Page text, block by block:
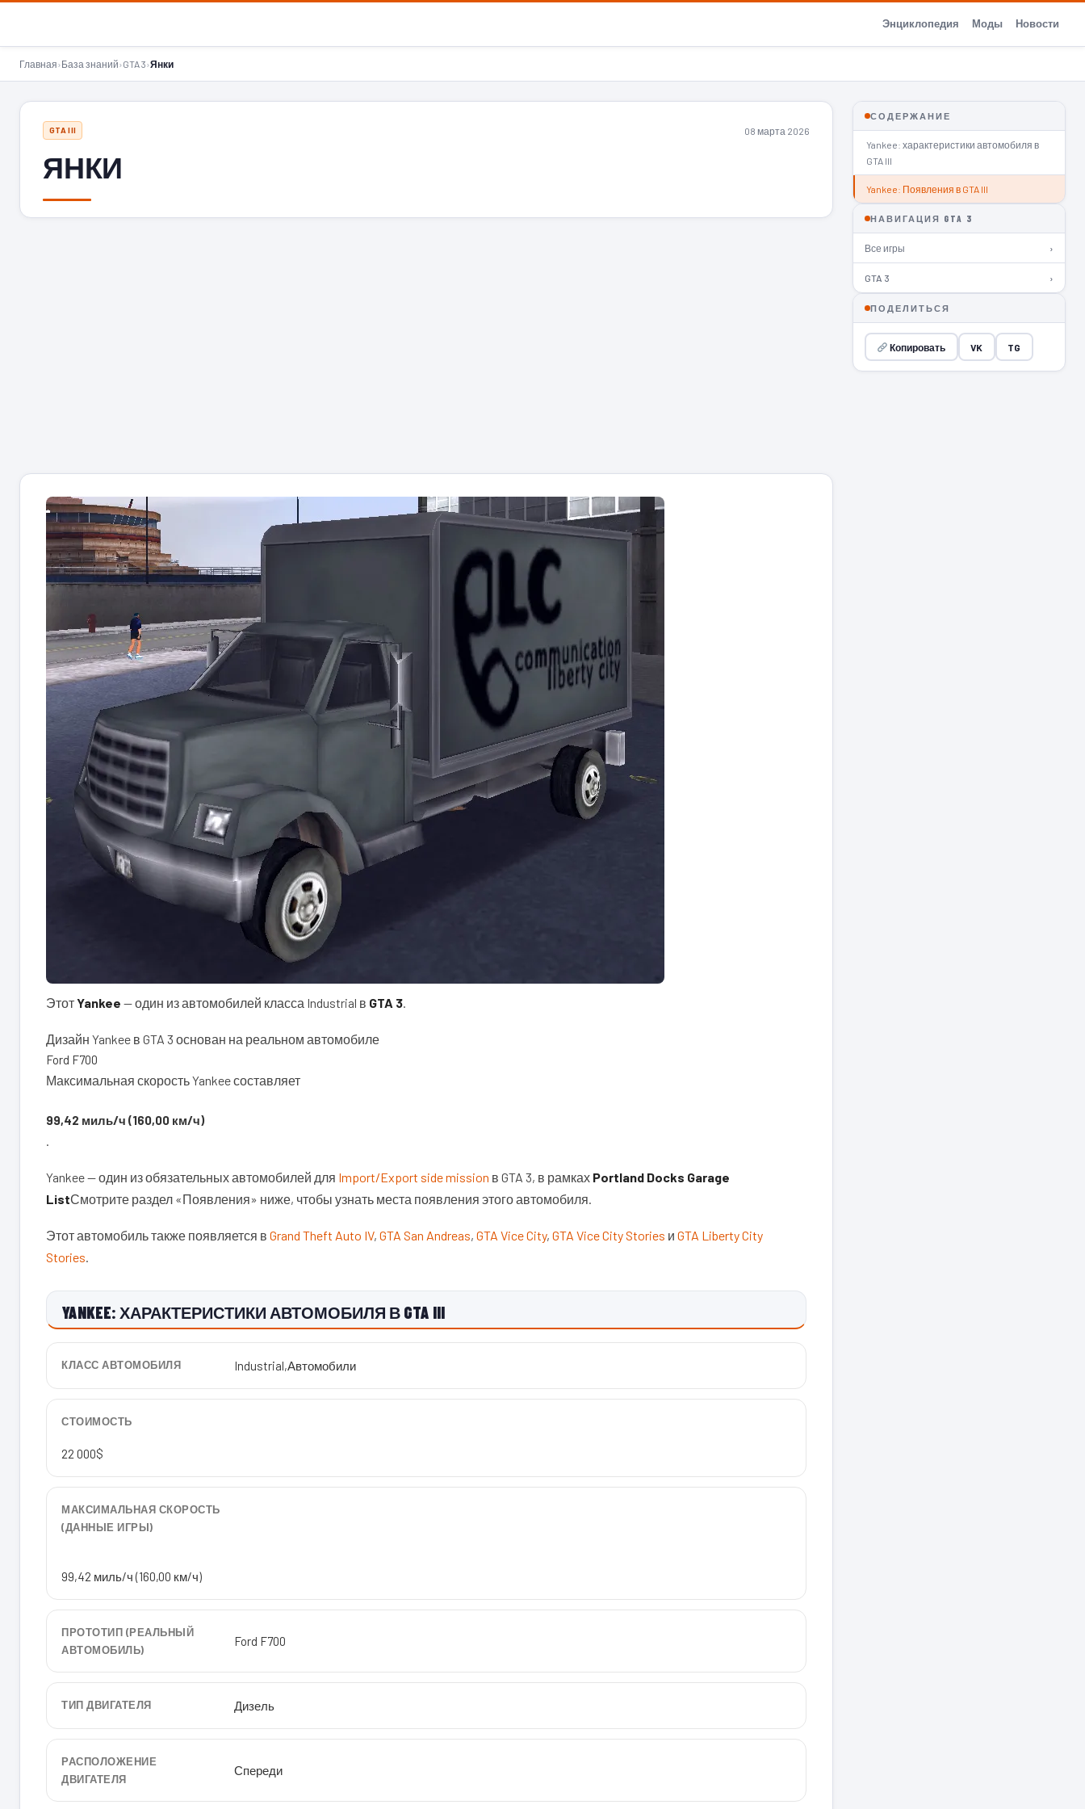
Энциклопедия Моды Новости
Главная›База знаний›GTA 3›Янки
GTA III 08 марта 2026
ЯНКИ
ЭтотYankee — один из автомобилей класса Industrial в GTA 3.
Дизайн Yankee в GTA 3 основан на реальном автомобиле
Ford F700
Максимальная скорость Yankee составляет
99,42 миль/ч (160,00 км/ч)
.
Yankee — один из обязательных автомобилей для Import/Export side mission в GTA 3, в рамках Portland Docks Garage
ListСмотрите раздел «Появления» ниже, чтобы узнать места появления этого автомобиля.
Этот автомобиль также появляется в Grand Theft Auto IV, GTA San Andreas, GTA Vice City, GTA Vice City Stories и GTA Liberty City
Stories.
YANKEE: ХАРАКТЕРИСТИКИ АВТОМОБИЛЯ В GTA III
КЛАСС АВТОМОБИЛЯ Industrial,Автомобили
СТОИМОСТЬ
22 000$
МАКСИМАЛЬНАЯ СКОРОСТЬ
(ДАННЫЕ ИГРЫ)
99,42 миль/ч (160,00 км/ч)
ПРОТОТИП (РЕАЛЬНЫЙ
АВТОМОБИЛЬ)
Ford F700
ТИП ДВИГАТЕЛЯ Дизель
РАСПОЛОЖЕНИЕ
ДВИГАТЕЛЯ
Спереди
СОДЕРЖАНИЕ
Yankee: характеристики автомобиля в
GTA III
Yankee: Появления в GTA III
НАВИГАЦИЯ GTA 3
Все игры ›
GTA 3 ›
ПОДЕЛИТЬСЯ
Копировать VK TG